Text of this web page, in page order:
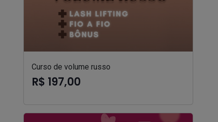
Curso de volume russo
R$ 197,00